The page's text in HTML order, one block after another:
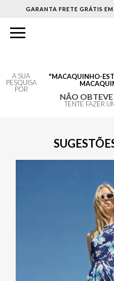
GARANTA FRETE GRÁTIS
A SUA
PESQUISA
POR
MACAQUINHO-
NÃO
TENTE FAZER